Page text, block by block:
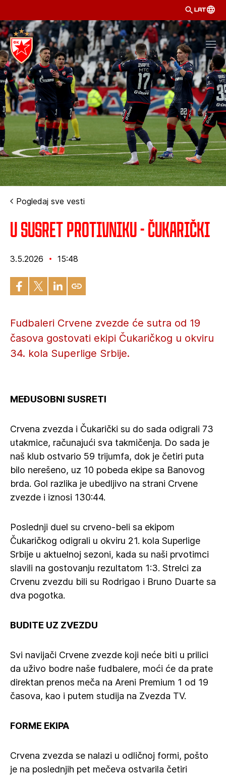
LAT
Pogledaj sve vesti
U susret protivniku - Čukarički
3.5.2026 15:48
Fudbaleri Crvene zvezde će sutra od 19
časova gostovati ekipi Čukaričkog u okviru
34. kola Superlige Srbije.
MEĐUSOBNI SUSRETI
Crvena zvezda i Čukarički su do sada odigrali 73
utakmice, računajući sva takmičenja. Do sada je
naš klub ostvario 59 trijumfa, dok je četiri puta
bilo nerešeno, uz 10 pobeda ekipe sa Banovog
brda. Gol razlika je ubedljivo na strani Crvene
zvezde i iznosi 130:44.
Poslednji duel su crveno-beli sa ekipom
Čukaričkog odigrali u okviru 21. kola Superlige
Srbije u aktuelnoj sezoni, kada su naši prvotimci
slavili na gostovanju rezultatom 1:3. Strelci za
Crvenu zvezdu bili su Rodrigao i Bruno Duarte sa
dva pogotka.
BUDITE UZ ZVEZDU
Svi navijači Crvene zvezde koji neće biti u prilici
da uživo bodre naše fudbalere, moći će da prate
direktan prenos meča na Areni Premium 1 od 19
časova, kao i putem studija na Zvezda TV.
FORME EKIPA
Crvena zvezda se nalazi u odličnoj formi, pošto
je na poslednjih pet mečeva ostvarila četiri